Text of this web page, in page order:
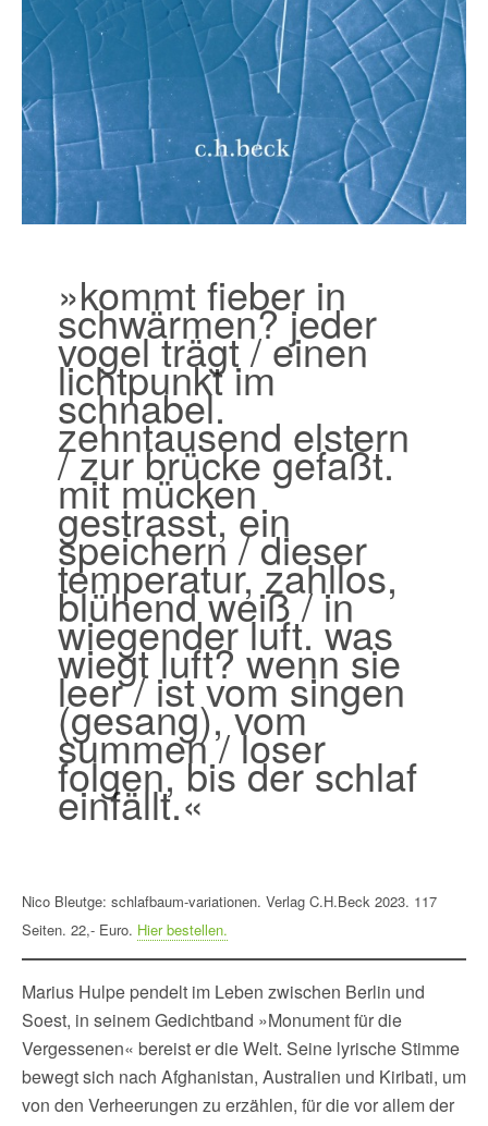
»kommt fieber in
schwärmen? jeder
vogel trägt / einen
lichtpunkt im
schnabel.
zehntausend elstern
/ zur brücke gefaßt.
mit mücken
gestrasst, ein
speichern / dieser
temperatur, zahllos,
blühend weiß / in
wiegender luft. was
wiegt luft? wenn sie
leer / ist vom singen
(gesang), vom
summen / loser
folgen, bis der schlaf
einfällt.«
Nico Bleutge: schlafbaum-variationen. Verlag C.H.Beck 2023. 117
Seiten. 22,- Euro. Hier bestellen.
Marius Hulpe pendelt im Leben zwischen Berlin und
Soest, in seinem Gedichtband »Monument für die
Vergessenen« bereist er die Welt. Seine lyrische Stimme
bewegt sich nach Afghanistan, Australien und Kiribati, um
von den Verheerungen zu erzählen, für die vor allem der